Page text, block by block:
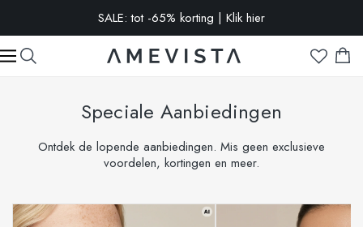
-10% extra op alle brillen met glazen op sterkte | Code:
VISION10
Speciale Aanbiedingen
Ontdek de lopende aanbiedingen. Mis geen exclusieve
voordelen, kortingen en meer.